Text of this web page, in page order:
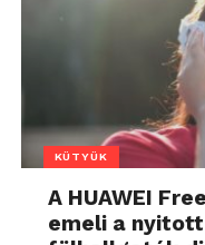
KÜTYÜK
A HUAWEI
emeli a